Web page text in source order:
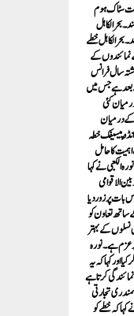
سٹاک ہوم
خطے
نمائندوں کے
سال فرانس
ہے جس میں
کئی
کے درمیان
پیسیفک خطہ
کا حامل
الکعبی نے کہا
الاقوامی
بات پر زور دیا
ساتھ تعاون کو
نسلوں کے بہتر
ہے۔ نورہ
اور کہا کہ یہ
نمائندگی کرتا ہے
تجارتی
کہ خطے کو